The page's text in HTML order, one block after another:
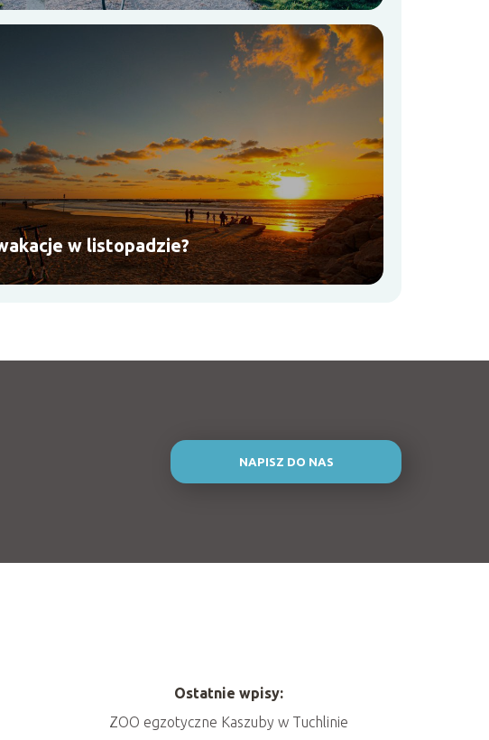
w listopadzie?
NAPISZ DO NAS
Ostatnie wpisy:
ZOO egzotyczne Kaszuby w Tuchlinie